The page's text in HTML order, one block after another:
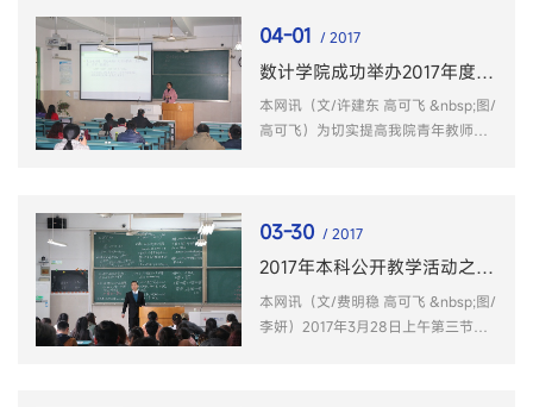
读”系列活动，以分享与聆听来丰富数
计学子的...
04-01 / 2017
数计学院成功举办2017年度青年教师教学基本功大赛
本网讯（文/许建东 高可飞 &nbsp;图/
高可飞）为切实提高我院青年教师的
教师教学基本功大赛实施办法》和
《关于开...
03-30 / 2017
2017年本科公开教学活动之二：张道祥副教授校级公开课
本网讯（文/费明稳 高可飞 &nbsp;图/
李妍）2017年3月28日上午第三节